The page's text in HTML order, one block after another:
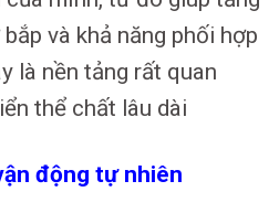
và khả năng phối hợp
là nền tảng rất quan
thể chất lâu dài
động tự nhiên